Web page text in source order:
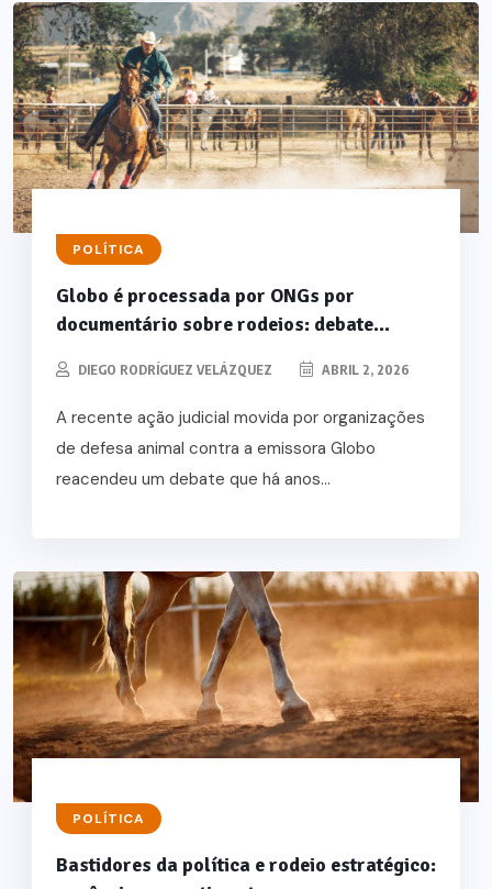
POLÍTICA
Globo é processada por ONGs por
documentário sobre rodeios: debate...
DIEGO RODRÍGUEZ VELÁZQUEZ ABRIL 2, 2026
A recente ação judicial movida por organizações
de defesa animal contra a emissora Globo
reacendeu um debate que há anos...
POLÍTICA
Bastidores da política e rodeio estratégico: